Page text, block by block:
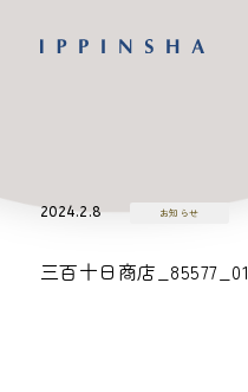
2024.2.8 お知らせ
三百十日商店_85577_01